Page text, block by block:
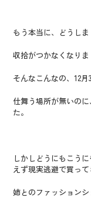
もう本当に、どうしま
収拾がつかなくなりま
そんなこんなの、12月
仕舞う場所が無いの
た。
しかしどうにもこう
えず現実逃避で買っ
姉とのファッションシ